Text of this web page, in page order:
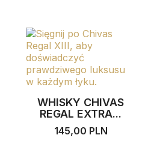
WHISKY CHIVAS
REGAL EXTRA...
145,00 PLN